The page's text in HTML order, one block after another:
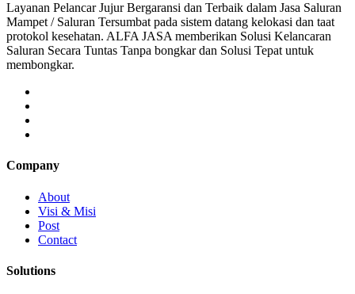
Layanan Pelancar Jujur Bergaransi dan Terbaik dalam Jasa Saluran
Mampet / Saluran Tersumbat pada sistem datang kelokasi dan taat
protokol kesehatan. ALFA JASA memberikan Solusi Kelancaran
Saluran Secara Tuntas Tanpa bongkar dan Solusi Tepat untuk
membongkar.
Company
About
Visi & Misi
Post
Contact
Solutions